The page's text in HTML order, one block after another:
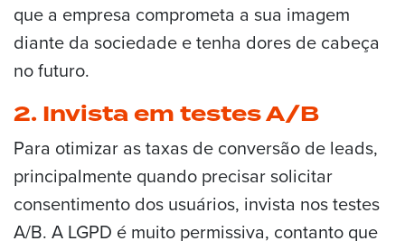
que a empresa comprometa a sua imagem
diante da sociedade e tenha dores de cabeça
no futuro.
2. Invista em testes A/B
Para otimizar as taxas de conversão de leads,
principalmente quando precisar solicitar
consentimento dos usuários, invista nos testes
A/B. A LGPD é muito permissiva, contanto que